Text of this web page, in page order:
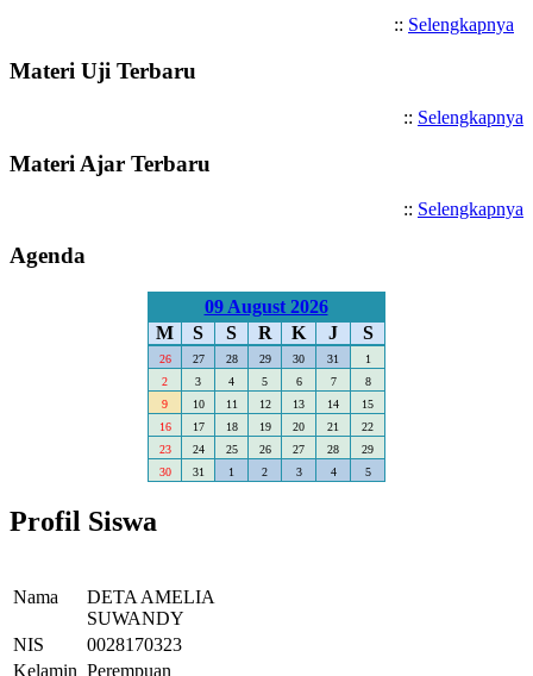
:: Selengkapnya
Materi Uji Terbaru
:: Selengkapnya
Materi Ajar Terbaru
:: Selengkapnya
Agenda
09 August 2026
M
S S R K J S
26 27 28 29 30 31
1
2
3 4 5 6 7
8
9
10 11 12 13 14
15
16
17 18 19 20 21
22
23
24 25 26 27 28
29
30
31 1 2 3 4 5
Profil Siswa
Nama
DETA AMELIA
SUWANDY
NIS
0028170323
Kelamin Perempuan